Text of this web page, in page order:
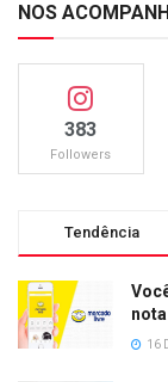
NOS
383
Followers
Tendência
16